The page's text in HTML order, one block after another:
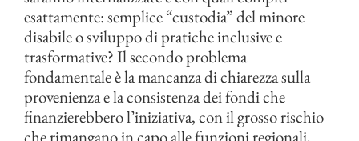
esattamente: semplice “custodia” del minore
disabile o sviluppo di pratiche inclusive e
trasformative? Il secondo problema
fondamentale è la mancanza di chiarezza sulla
provenienza e la consistenza dei fondi che
finanzierebbero l’iniziativa, con il grosso rischio
che rimangano in capo alle funzioni regionali,